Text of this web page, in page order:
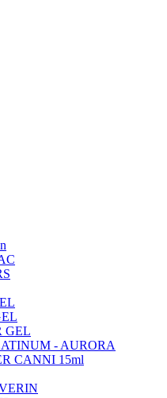
GEL
- AURORA
CANNI 15ml